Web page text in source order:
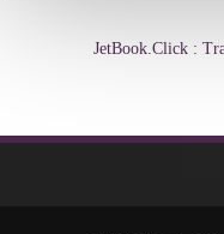
JetBook.Click :